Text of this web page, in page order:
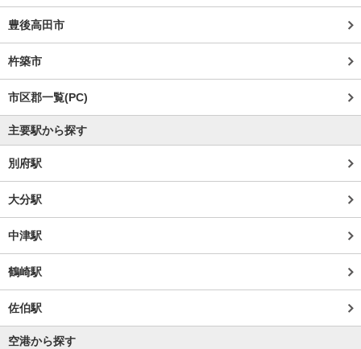
豊後高田市
杵築市
市区郡一覧(PC)
主要駅から探す
別府駅
大分駅
中津駅
鶴崎駅
佐伯駅
空港から探す